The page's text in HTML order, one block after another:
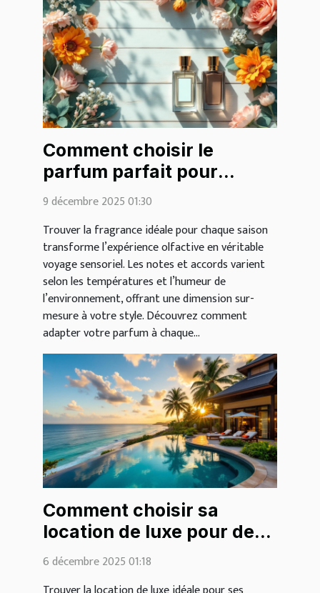
Comment choisir le
parfum parfait pour
chaque saison ?
9 décembre 2025 01:30
Trouver la fragrance idéale pour chaque saison
transforme l’expérience olfactive en véritable
voyage sensoriel. Les notes et accords varient
selon les températures et l’humeur de
l’environnement, offrant une dimension sur-
mesure à votre style. Découvrez comment
adapter votre parfum à chaque...
Comment choisir sa
location de luxe pour des
vacances inoubliables ?
6 décembre 2025 01:18